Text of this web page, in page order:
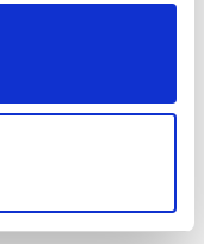
DIS VIOLET
349,00